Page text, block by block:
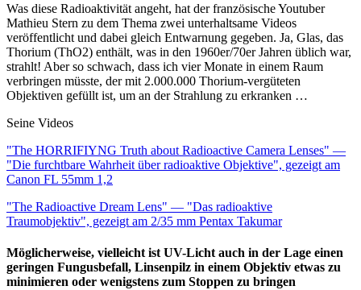
Was diese Radioaktivität angeht, hat der französische Youtuber
Mathieu Stern zu dem Thema zwei unterhaltsame Videos
veröffentlicht und dabei gleich Entwarnung gegeben. Ja, Glas, das
Thorium (ThO2) enthält, was in den 1960er/70er Jahren üblich war,
strahlt! Aber so schwach, dass ich vier Monate in einem Raum
verbringen müsste, der mit 2.000.000 Thorium-vergüteten
Objektiven gefüllt ist, um an der Strahlung zu erkranken …
Seine Videos
"The HORRIFIYNG Truth about Radioactive Camera Lenses" —
"Die furchtbare Wahrheit über radioaktive Objektive", gezeigt am
Canon FL 55mm 1,2
"The Radioactive Dream Lens" — "Das radioaktive
Traumobjektiv", gezeigt am 2/35 mm Pentax Takumar
​​​​​​​Möglicherweise, vielleicht ist UV-Licht auch in der Lage einen
geringen Fungusbefall, Linsenpilz in einem Objektiv etwas zu
minimieren oder wenigstens zum Stoppen zu bringen